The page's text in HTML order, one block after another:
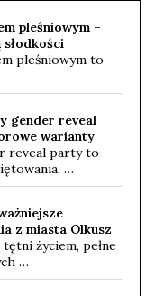
pleśniowym –
pleśniowym to
gender reveal
warianty
reveal party to
…
z miasta Olkusz
życiem, pełne
…